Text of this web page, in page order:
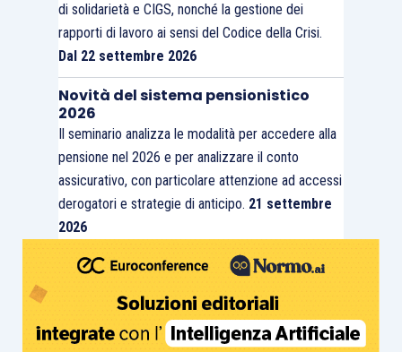
di solidarietà e CIGS, nonché la gestione dei
rapporti di lavoro ai sensi del Codice della Crisi.
Dal 22 settembre 2026
Novità del sistema pensionistico
2026
Il seminario analizza le modalità per accedere alla
pensione nel 2026 e per analizzare il conto
assicurativo, con particolare attenzione ad accessi
derogatori e strategie di anticipo. 21 settembre
2026